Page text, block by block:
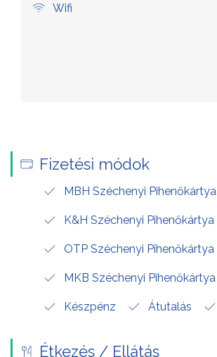
Wifi
Fizetési módok
MBH Széchenyi Pihenőkártya
K&H Széchenyi Pihenőkártya
OTP Széchenyi Pihenőkártya
MKB Széchenyi Pihenőkártya
Készpénz Átutalás
Étkezés / Ellátás